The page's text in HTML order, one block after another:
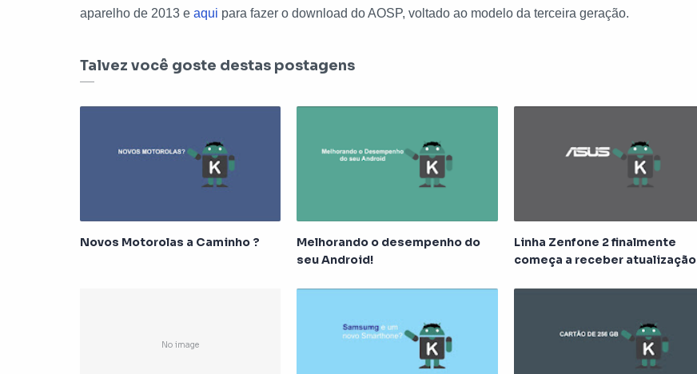
aparelho de 2013 e aqui para fazer o download do AOSP, voltado ao modelo da terceira geração.
Talvez você goste destas postagens
Novos Motorolas a Caminho ?
Melhorando o desempenho do
seu Android!
Linha Zenfone 2 finalmente
começa a receber atualização